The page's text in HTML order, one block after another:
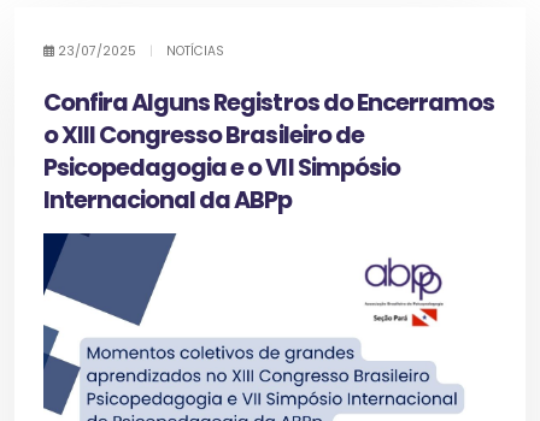
23/07/2025 | NOTÍCIAS
Confira Alguns Registros do Encerramos
o XIII Congresso Brasileiro de
Psicopedagogia e o VII Simpósio
Internacional da ABPp